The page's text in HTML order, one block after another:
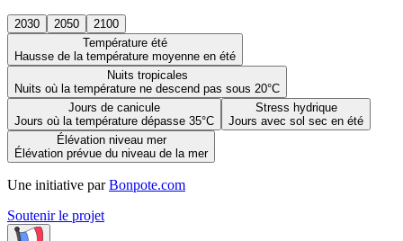
2030 2050
2100
Température été
Hausse de la température moyenne en été
Nuits tropicales
Nuits où la température ne descend pas sous 20°C
Jours de canicule
Jours où la température dépasse 35°C
Stress hydrique
Jours avec sol sec en été
Élévation niveau mer
Élévation prévue du niveau de la mer
Une initiative par Bonpote.com
Soutenir le projet